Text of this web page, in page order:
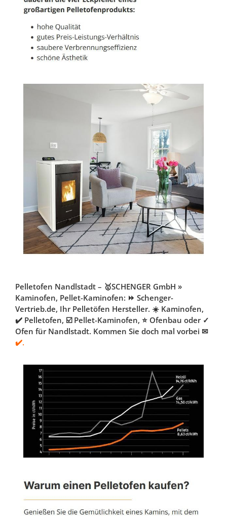
Pelletofen Nandlstadt – 🥇SCHENGER GmbH »
Kaminofen, Pellet-Kaminofen: ⏩ Schenger-
Vertrieb.de, Ihr Pelletöfen Hersteller. ☀️ Kaminofen,
✔️ Pelletofen, ☑️ Pellet-Kaminofen, ⭐ Ofenbau oder ✓
Ofen für Nandlstadt. Kommen Sie doch mal vorbei ✉
✔️.